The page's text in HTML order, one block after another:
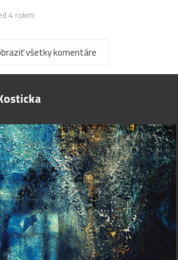
4 rokmi
pred 4 rokmivšetky komentáre